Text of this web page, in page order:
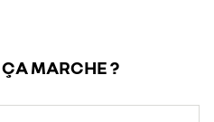
MARCHE ?